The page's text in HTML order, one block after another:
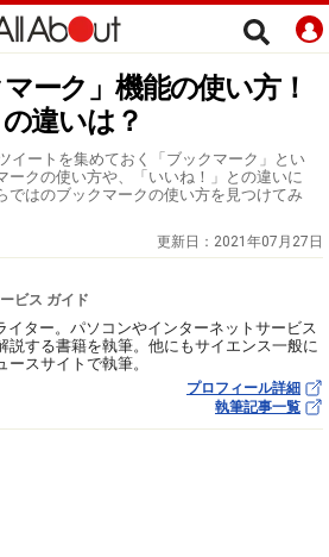
ーク」機能の使い方！
違いは？
イートを集めておく「ブックマーク」とい
ークの使い方や、「いいね！」との違いに
ではのブックマークの使い方を見つけてみ
更新日： 2021年07月27日
ビス ガイド
イター。パソコンやインターネットサービス
説する書籍を執筆。他にもサイエンス一般に
スサイトで執筆。
プロフィール詳細
執筆記事一覧